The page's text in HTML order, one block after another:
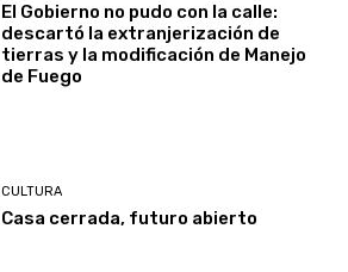
El Gobierno no pudo con la calle:
descartó la extranjerización de
tierras y la modificación de Manejo
de Fuego
CULTURA
Casa cerrada, futuro abierto